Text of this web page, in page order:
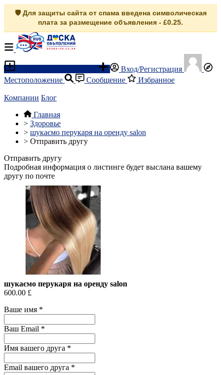
🛡️ Для защиты сайта от спама введена символическая
плата за размещение объявления - £0.25.
Вход/Регистрация
Местоположение
Сообщение Избранное
Компании Блог
Главная
> Здоровье
> шукаємо перукаря на оренду salon
> Отправить другу
Отправить другу
Подробная информация о листинге будет выслана вашему
другу по почте
шукаємо перукаря на оренду salon
600.00 £
Ваше имя *
Ваш Email *
Имя вашего друга *
Email вашего друга *